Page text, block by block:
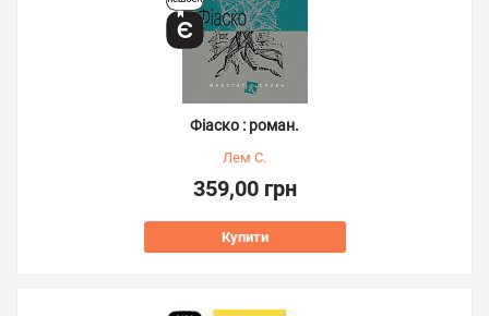
Фіаско : роман.
Лем С.
359,00 грн
Купити